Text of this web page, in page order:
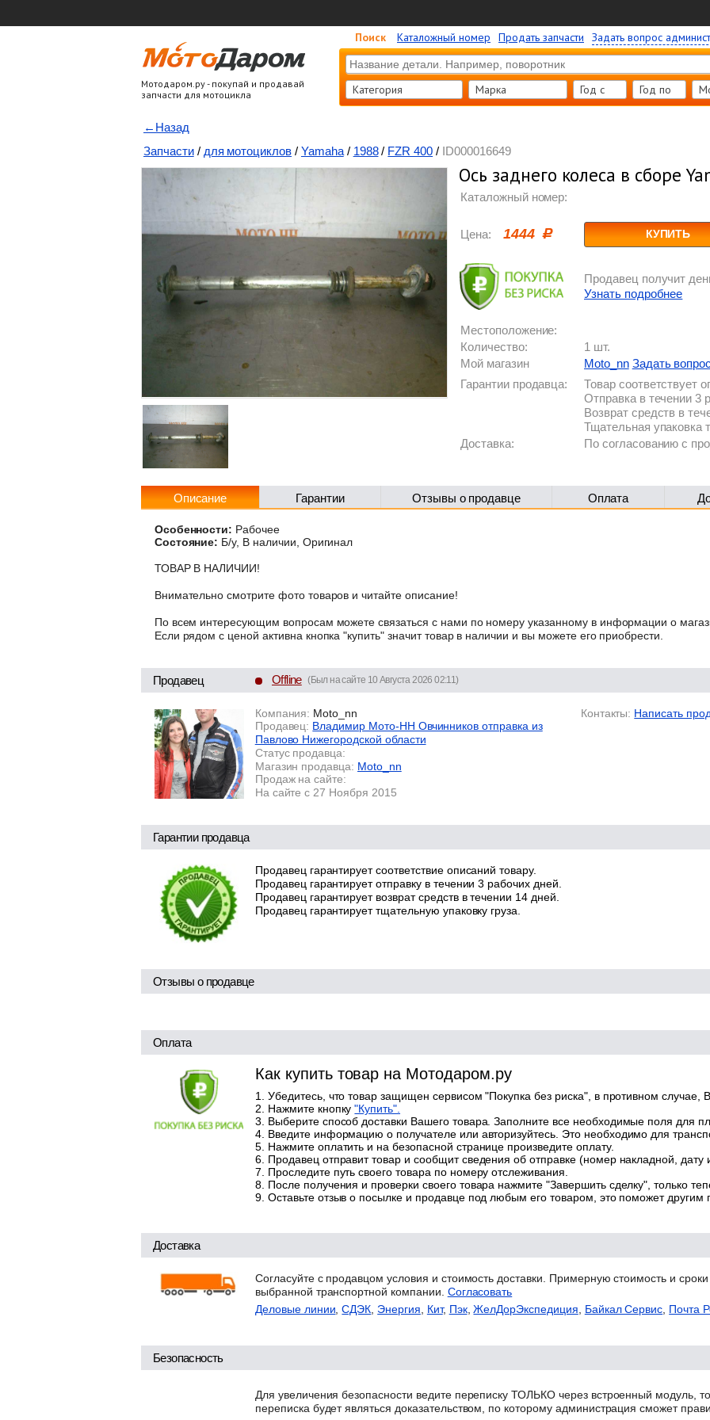
Мотодаром.ру - покупай и продавай
запчасти для мотоцикла
Поиск Каталожный номер Продать запчасти Задать вопрос
Категория Марка Год c Год по
←Назад
Запчасти / для мотоциклов / Yamaha / 1988 / FZR 400 / ID000016649
Ось заднего колеса в сборе
Каталожный номер:
Цена: 1444 КУПИТЬ
Продавец получит
Узнать подробнее
Местоположение:
Количество:
1 шт.
Мой магазин
Moto_nn Задать вопрос
Гарантии продавца:
Товар соответствует
Отправка в течении 3
Возврат средств в
Тщательная упаковка
Доставка:
По согласованию с
Описание Гарантии Отзывы о продавце Оплата
Особенности: Рабочее
Состояние: Б/у, В наличии, Оригинал
ТОВАР В НАЛИЧИИ!
Внимательно смотрите фото товаров и читайте описание!
По всем интересующим вопросам можете связаться с нами по номеру указанному в информации о
Если рядом с ценой активна кнопка "купить" значит товар в наличии и вы можете его приобрести.
Продавец Offline (Был на сайте 10 Августа 2026 02:11)
Компания: Moto_nn
Продавец: Владимир Мото-НН Овчинников отправка из
Павлово Нижегородской области
Статус продавца:
Магазин продавца: Moto_nn
Продаж на сайте:
На сайте с 27 Ноября 2015
Контакты: Написать
Гарантии продавца
Продавец гарантирует соответствие описаний товару.
Продавец гарантирует отправку в течении 3 рабочих дней.
Продавец гарантирует возврат средств в течении 14 дней.
Продавец гарантирует тщательную упаковку груза.
Отзывы о продавце
Оплата
Как купить товар на Мотодаром.ру
Убедитесь, что товар защищен сервисом "Покупка без риска", в противном случае,
Нажмите кнопку"Купить".
Выберите способ доставки Вашего товара. Заполните все необходимые поля для
Введите информацию о получателе или авторизуйтесь. Это необходимо для
Нажмите оплатить и на безопасной странице произведите оплату.
Продавец отправит товар и сообщит сведения об отправке (номер накладной, дату
Проследите путь своего товара по номеру отслеживания.
После получения и проверки своего товара нажмите "Завершить сделку", только
Оставьте отзыв о посылке и продавце под любым его товаром, это поможет другим
Доставка
Согласуйте с продавцом условия и стоимость доставки. Примерную стоимость и
выбранной транспортной компании. Согласовать
Деловые линии ,СДЭК Энергия Кит, Пэк,ЖелДорЭкспедиция Байкал Сервис Почта
Безопасность
Для увеличения безопасности ведите переписку ТОЛЬКО через встроенный модуль,
переписка будет являться доказательством, по которому администрация сможет